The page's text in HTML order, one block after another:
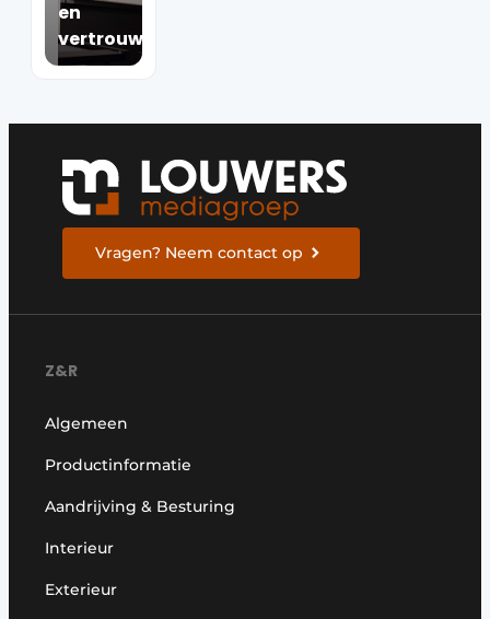
en
vertrouwen
Vragen? Neem contact op
Z&R
Algemeen
Productinformatie
Aandrijving & Besturing
Interieur
Exterieur